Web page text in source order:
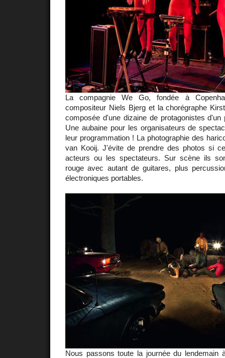
La compagnie We Go, fondée à
compositeur Niels Bjerg et la chorégraphe
composée d'une dizaine de protagonistes d'un
Une aubaine pour les organisateurs de
leur programmation ! La photographie des
van Kooij. J'évite de prendre des photos si
acteurs ou les spectateurs. Sur scène ils
rouge avec autant de guitares, plus
électroniques portables.
Nous passons toute la journée du lendemain